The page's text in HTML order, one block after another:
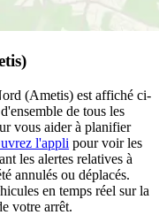
(Ametis) est affiché ci-
de tous les
vous aider à planifier
l'appli pour voir les
les alertes relatives à
annulés ou déplacés.
en temps réel sur la
votre arrêt.